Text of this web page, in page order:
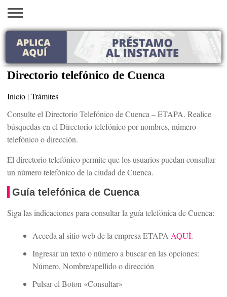
INICIO
AYUDAS
ECONÓMICAS
VACANTES
EN EEUU
SACA
TU
VISA
EMPLEOS
TRÁMITES
PRÉSTAMOS
CURSOS
HOGAR
BELLEZA
Directorio telefónico de Cuenca
Inicio | Trámites
Consulte el Directorio Telefónico de Cuenca – ETAPA. Realice
búsquedas en el Directorio telefónico por nombres, número
telefónico o dirección.
El directorio telefónico permite que los usuarios puedan consultar
un número telefónico de la ciudad de Cuenca.
Guía telefónica de Cuenca
Siga las indicaciones para consultar la guía telefónica de Cuenca:
Acceda al sitio web de la empresa ETAPA AQUÍ.
Ingresar un texto o número a buscar en las opciones:
Número, Nombre/apellido o dirección
Pulsar el Boton «Consultar»